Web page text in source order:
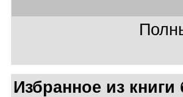
Избранное из книги